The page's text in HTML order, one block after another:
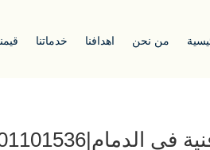
من نحن اهدافنا خدماتنا